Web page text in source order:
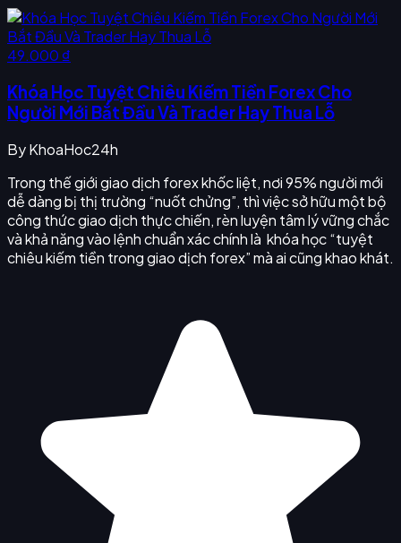
49.000 ₫
Khóa Học Tuyệt Chiêu Kiếm Tiền Forex Cho
Người Mới Bắt Đầu Và Trader Hay Thua Lỗ
ByKhoaHoc24h
Trong thế giới giao dịch forex khốc liệt, nơi 95% người mới
dễ dàng bị thị trường “nuốt chửng”, thì việc sở hữu một bộ
công thức giao dịch thực chiến, rèn luyện tâm lý vững chắc
và khả năng vào lệnh chuẩn xác chính là khóa học “tuyệt
chiêu kiếm tiền trong giao dịch forex” mà ai cũng khao khát.